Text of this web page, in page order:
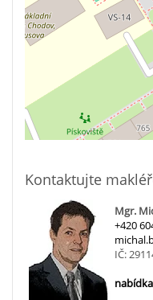
Kontaktujte
Mgr.
+420
IČ: